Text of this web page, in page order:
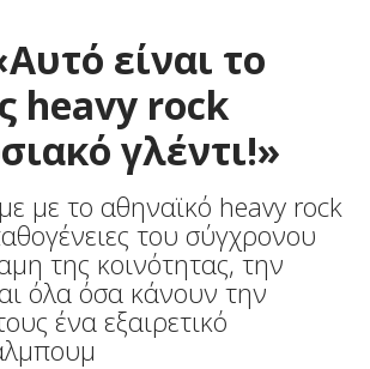
είναι το
heavy rock
γλέντι!»
με το αθηναϊκό heavy rock
του σύγχρονου
της κοινότητας, την
όλα όσα κάνουν την
ένα εξαιρετικό